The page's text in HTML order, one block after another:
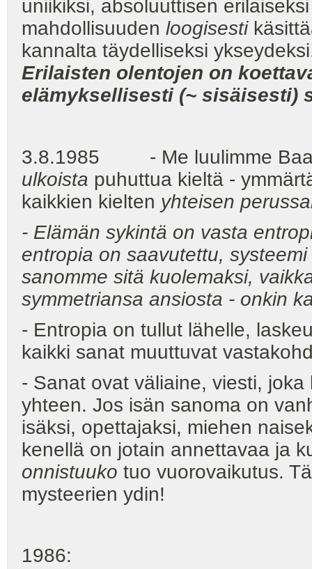
uniikiksi, absoluuttisen
mahdollisuuden loogisesti
kannalta täydelliseksi
Erilaisten olentojen on
elämyksellisesti (~ sisäisesti)
3.8.1985 - Me luulimme
ulkoista puhuttua kieltä -
kaikkien kielten yhteisen
- Elämän sykintä on vasta
entropia on saavutettu,
sanomme sitä kuolemaksi,
symmetriansa ansiosta - onkin
- Entropia on tullut lähelle,
kaikki sanat muuttuvat
- Sanat ovat väliaine, viesti,
yhteen. Jos isän sanoma on
isäksi, opettajaksi, miehen
kenellä on jotain annettavaa ja
onnistuuko tuo vuorovaikutus.
mysteerien ydin!
1986: